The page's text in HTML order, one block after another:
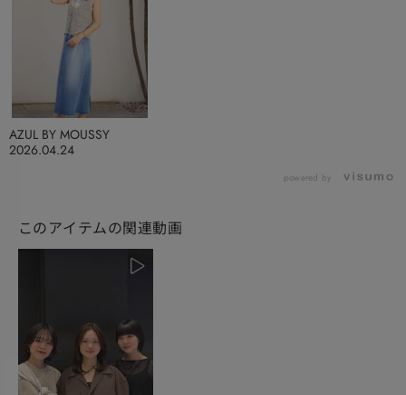
2026.04.24
AZUL BY MOUSSY
powered by
このアイテムの関連動画